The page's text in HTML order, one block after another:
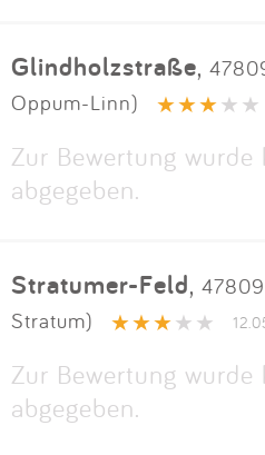
Glindholzstraße,
Oppum-Linn)
Zur Bewertung
abgegeben.
Stratumer-Feld,
Stratum)
Zur Bewertung
abgegeben.